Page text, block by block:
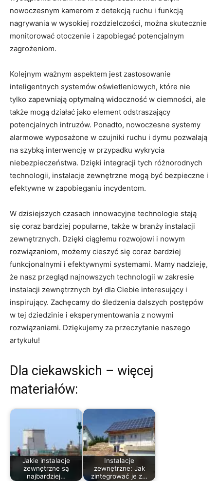
⁣nowoczesnym kamerom ​z detekcją ruchu i ‌funkcją
nagrywania w wysokiej rozdzielczości, można skutecznie
‌monitorować otoczenie i ⁤zapobiegać potencjalnym⁢
zagrożeniom.
Kolejnym ważnym aspektem jest zastosowanie
inteligentnych systemów oświetleniowych, które nie
tylko​ zapewniają optymalną widoczność w ciemności, ‍ale
także mogą działać jako element odstraszający
potencjalnych⁣ intruzów. Ponadto, ⁤nowoczesne systemy
alarmowe wyposażone w ​czujniki ruchu i dymu pozwalają
na szybką interwencję⁤ w⁢ przypadku wykrycia
niebezpieczeństwa. Dzięki integracji⁤ tych różnorodnych
technologii, instalacje zewnętrzne ‌mogą być bezpieczne i
efektywne w zapobieganiu incydentom.
W⁢ dzisiejszych czasach innowacyjne‍ technologie stają
‍się coraz bardziej popularne, także w ⁢branży instalacji
zewnętrznych. Dzięki ciągłemu rozwojowi i ⁢nowym
rozwiązaniom,⁢ możemy cieszyć⁤ się coraz bardziej
funkcjonalnymi i efektywnymi systemami. Mamy nadzieję,
że nasz przegląd najnowszych technologii‌ w zakresie
instalacji zewnętrznych był dla Ciebie interesujący i
inspirujący. Zachęcamy ‍do śledzenia dalszych postępów
w tej dziedzinie i ‍eksperymentowania z nowymi
rozwiązaniami. Dziękujemy za przeczytanie naszego
artykułu!
Dla ciekawskich – więcej
materiałów:
Jakie instalacje
zewnętrzne są
najbardziej…
Instalacje
zewnętrzne: Jak
zintegrować je z…